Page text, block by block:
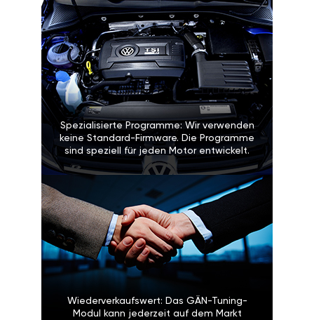
Spezialisierte Programme: Wir verwenden
keine Standard-Firmware. Die Programme
sind speziell für jeden Motor entwickelt.
Wiederverkaufswert: Das GÄN-Tuning-
Modul kann jederzeit auf dem Markt